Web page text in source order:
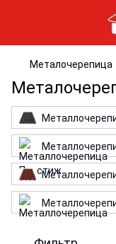
Металочерепица